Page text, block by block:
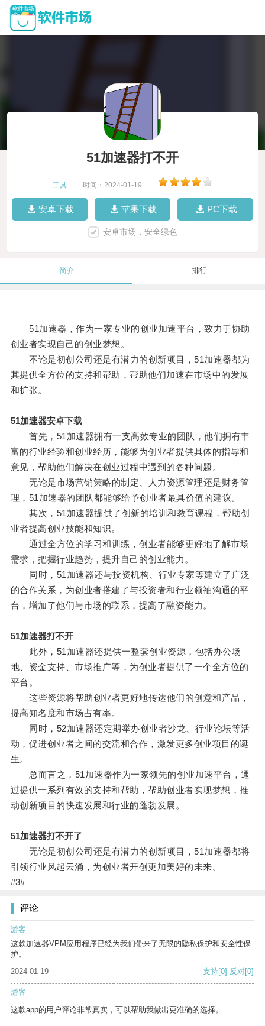
51加速器打不开
工具 时间：2024-01-19
安卓下载 苹果下载 PC下载
安卓市场，安全绿色
简介 排行
51加速器，作为一家专业的创业加速平台，致力于协助
创业者实现自己的创业梦想。
不论是初创公司还是有潜力的创新项目，51加速器都为
其提供全方位的支持和帮助，帮助他们加速在市场中的发展
和扩张。
51加速器安卓下载
首先，51加速器拥有一支高效专业的团队，他们拥有丰
富的行业经验和创业经历，能够为创业者提供具体的指导和
意见，帮助他们解决在创业过程中遇到的各种问题。
无论是市场营销策略的制定、人力资源管理还是财务管
理，51加速器的团队都能够给予创业者最具价值的建议。
其次，51加速器提供了创新的培训和教育课程，帮助创
业者提高创业技能和知识。
通过全方位的学习和训练，创业者能够更好地了解市场
需求，把握行业趋势，提升自己的创业能力。
同时，51加速器还与投资机构、行业专家等建立了广泛
的合作关系，为创业者搭建了与投资者和行业领袖沟通的平
台，增加了他们与市场的联系，提高了融资能力。
51加速器打不开
此外，51加速器还提供一整套创业资源，包括办公场
地、资金支持、市场推广等，为创业者提供了一个全方位的
平台。
这些资源将帮助创业者更好地传达他们的创意和产品，
提高知名度和市场占有率。
同时，52加速器还定期举办创业者沙龙、行业论坛等活
动，促进创业者之间的交流和合作，激发更多创业项目的诞
生。
总而言之，51加速器作为一家领先的创业加速平台，通
过提供一系列有效的支持和帮助，帮助创业者实现梦想，推
动创新项目的快速发展和行业的蓬勃发展。
51加速器打不开了
无论是初创公司还是有潜力的创新项目，51加速器都将
引领行业风起云涌，为创业者开创更加美好的未来。
#3#
评论
游客
这款加速器VPM应用程序已经为我们带来了无限的隐私保护和安全性保
护。
2024-01-19
支持[0] 反对[0]
游客
这款app的用户评论非常真实，可以帮助我做出更准确的选择。